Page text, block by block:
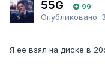
55G 99
Опубликовано:
Я её взял на диске в